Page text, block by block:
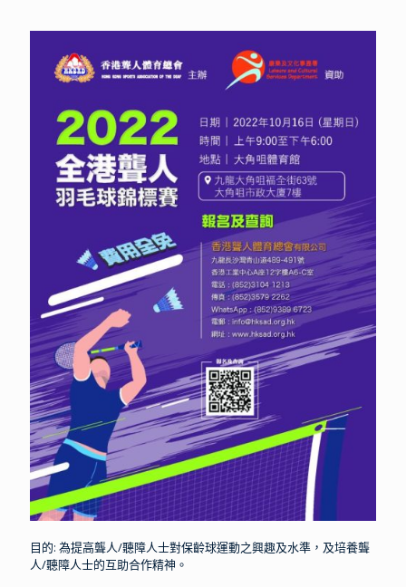
目的: 為提高聾人/聽障人士對保齡球運動之興趣及水準，及培養聾
人/聽障人士的互助合作精神。